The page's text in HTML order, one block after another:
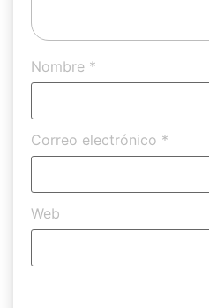
Nombre *
Correo electrónico *
Web